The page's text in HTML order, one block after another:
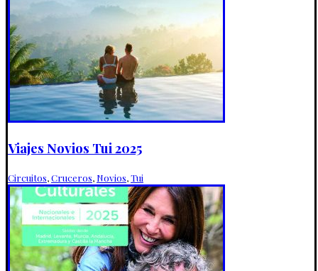
Viajes Novios Tui 2025
Circuitos,Cruceros, Novios,Tui